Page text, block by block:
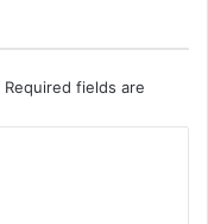
Required fields are